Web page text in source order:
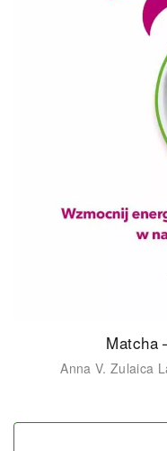
Matcha
Anna V. Zulaica